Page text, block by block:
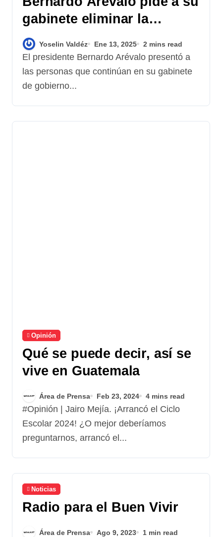
gabinete eliminar la
corrupción
Yoselin Valdéz Ene 13, 2025 2 mins read
El presidente Bernardo Arévalo presentó a
las personas que continúan en su gabinete
de gobierno...
Opinión
Qué se puede decir, así se
vive en Guatemala
Área de Prensa Feb 23, 2024 4 mins read
#Opinión | Jairo Mejía. ¡Arrancó el Ciclo
Escolar 2024! ¿O mejor deberíamos
preguntarnos, arrancó el...
Noticias
Radio para el Buen Vivir
Área de Prensa Ago 9, 2023 1 min read